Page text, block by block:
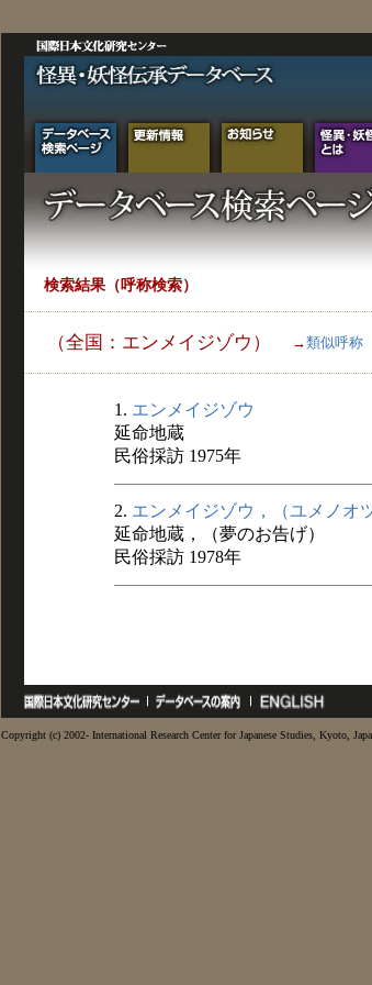
検索結果（呼称検索）
（全国：エンメイジゾウ） →類似呼称
1. エンメイジゾウ
延命地蔵
民俗採訪 1975年
2. エンメイジゾウ，（ユメノオ
延命地蔵，（夢のお告げ）
民俗採訪 1978年
Copyright (c) 2002- International Research Center for Japanese Studies, Kyoto,